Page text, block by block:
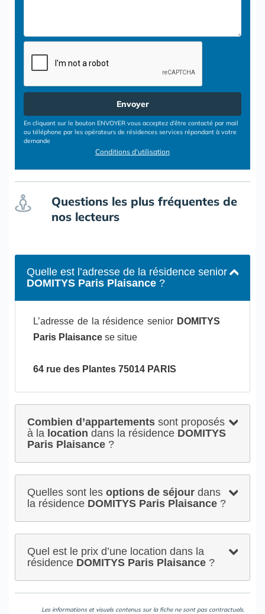
Envoyer
En cliquant sur le bouton ENVOYER vous acceptez d’être contacté par mail
ou téléphone par les opérateurs de résidences services répondant à votre
demande
Conditions d'utilisation
Questions les plus fréquentes de
nos lecteurs
Quelle est l’adresse de la résidence senior
DOMITYS Paris Plaisance ?
L’adresse de la résidence senior DOMITYS
Paris Plaisance se situe
64 rue des Plantes 75014 PARIS
Combien d’appartements sont proposés
à la location dans la résidence DOMITYS
Paris Plaisance ?
Quelles sont les options de séjour dans
la résidence DOMITYS Paris Plaisance ?
Quel est le prix d’une location dans la
résidence DOMITYS Paris Plaisance ?
Les informations et visuels contenus sur la fiche ne sont pas contractuels.